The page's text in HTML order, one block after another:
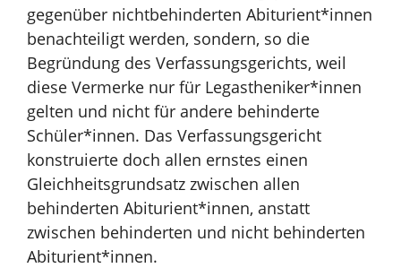
gegenüber nichtbehinderten Abiturient*innen
benachteiligt werden, sondern, so die
Begründung des Verfassungsgerichts, weil
diese Vermerke nur für Legastheniker*innen
gelten und nicht für andere behinderte
Schüler*innen. Das Verfassungsgericht
konstruierte doch allen ernstes einen
Gleichheitsgrundsatz zwischen allen
behinderten Abiturient*innen, anstatt
zwischen behinderten und nicht behinderten
Abiturient*innen.